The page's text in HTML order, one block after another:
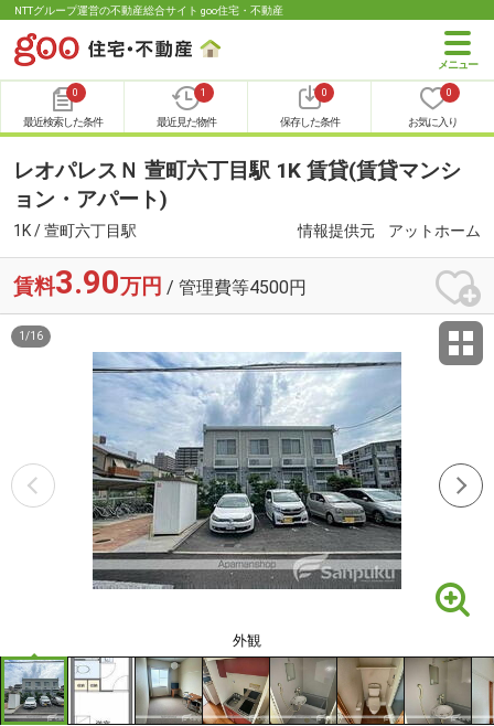
NTTグループ運営の不動産総合サイト goo住宅・不動産
0
最近検索した条件
1
最近見た物件
0
保存した条件
0
お気に入り
レオパレスＮ 萱町六丁目駅 1K 賃貸(賃貸マンシ
ョン・アパート)
1K / 萱町六丁目駅 情報提供元 アットホーム
賃料3.90万円 / 管理費等4500円
外観
1 /16